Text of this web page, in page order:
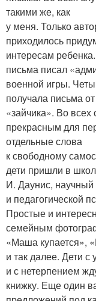
такими же, как
у меня. Только
приходилось
интересам
письма писал
военной игры.
получала письма
«зайчика». Во всех
прекрасным для
отдельные слова
к свободному
дети пришли в
И. Даунис, научный
и педагогической
Простые и
семейным
«Маша купается»,
и так далее. Дети
и с нетерпением
книжку. Еще один